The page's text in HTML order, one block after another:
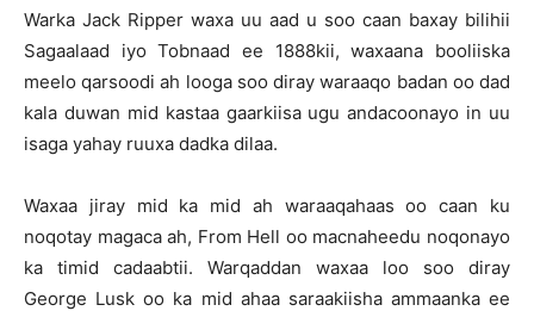
Warka Jack Ripper waxa uu aad u soo caan baxay bilihii
Sagaalaad iyo Tobnaad ee 1888kii, waxaana booliiska
meelo qarsoodi ah looga soo diray waraaqo badan oo dad
kala duwan mid kastaa gaarkiisa ugu andacoonayo in uu
isaga yahay ruuxa dadka dilaa.
Waxaa jiray mid ka mid ah waraaqahaas oo caan ku
noqotay magaca ah, From Hell oo macnaheedu noqonayo
ka timid cadaabtii. Warqaddan waxaa loo soo diray
George Lusk oo ka mid ahaa saraakiisha ammaanka ee